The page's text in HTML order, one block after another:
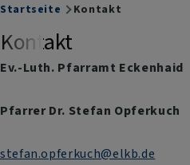
Breadcrumb
Startseite Kontakt
Kontakt
Ev.-Luth. Pfarramt Eckenhaid
Pfarrer Dr. Stefan Opferkuch
stefan.opferkuch@elkb.de